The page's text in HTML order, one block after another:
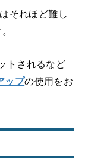
それほど難し
トされるなど
ップの使用をお